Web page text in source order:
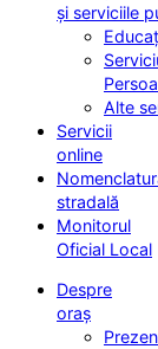
și serviciile
Alte
Servicii
online
stradală
Monitorul
Oficial Local
Despre
oraș